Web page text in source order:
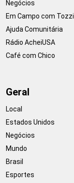
Negócios
Em Campo com Tozzi
Ajuda Comunitária
Rádio AcheiUSA
Café com Chico
Geral
Local
Estados Unidos
Negócios
Mundo
Brasil
Esportes